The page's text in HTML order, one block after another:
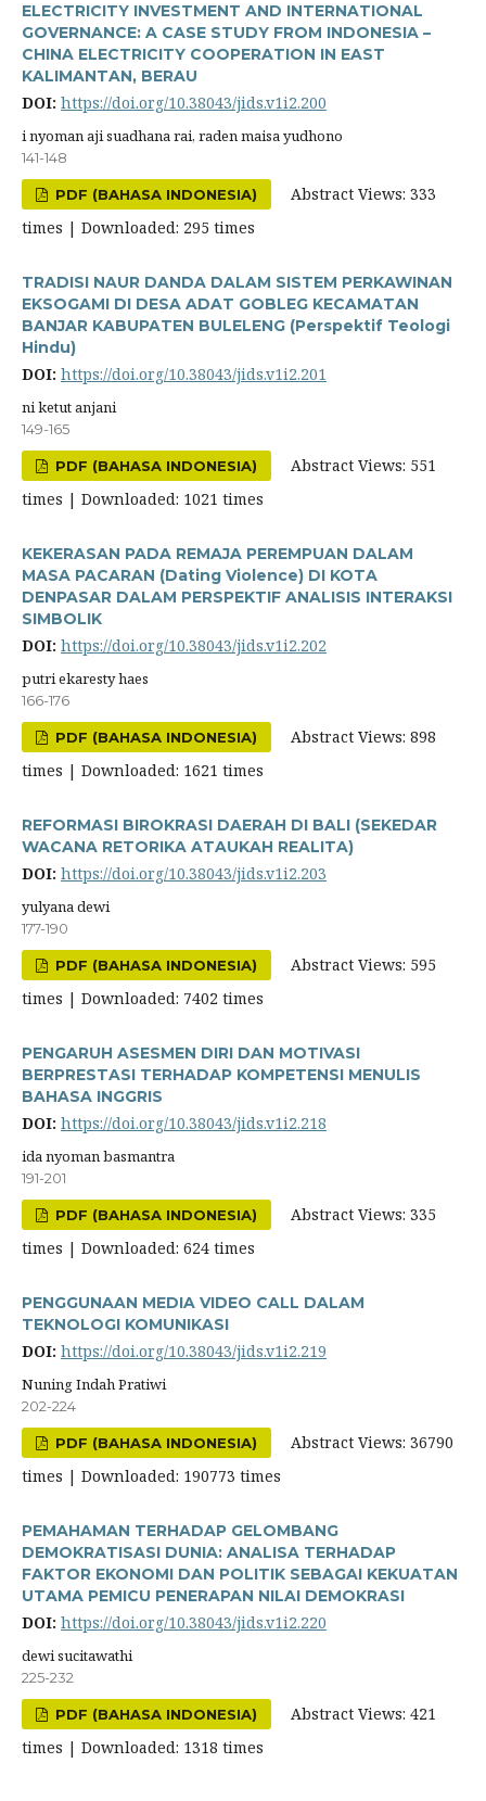
ELECTRICITY INVESTMENT AND INTERNATIONAL
GOVERNANCE: A CASE STUDY FROM INDONESIA –
CHINA ELECTRICITY COOPERATION IN EAST
KALIMANTAN, BERAU
DOI: https://doi.org/10.38043/jids.v1i2.200
i nyoman aji suadhana rai, raden maisa yudhono
141-148
PDF (BAHASA INDONESIA)
Abstract Views: 333
times | Downloaded: 295 times
TRADISI NAUR DANDA DALAM SISTEM PERKAWINAN
EKSOGAMI DI DESA ADAT GOBLEG KECAMATAN
BANJAR KABUPATEN BULELENG (Perspektif Teologi
Hindu)
DOI: https://doi.org/10.38043/jids.v1i2.201
ni ketut anjani
149-165
PDF (BAHASA INDONESIA)
Abstract Views: 551
times | Downloaded: 1021 times
KEKERASAN PADA REMAJA PEREMPUAN DALAM
MASA PACARAN (Dating Violence) DI KOTA
DENPASAR DALAM PERSPEKTIF ANALISIS INTERAKSI
SIMBOLIK
DOI: https://doi.org/10.38043/jids.v1i2.202
putri ekaresty haes
166-176
PDF (BAHASA INDONESIA)
Abstract Views: 898
times | Downloaded: 1621 times
REFORMASI BIROKRASI DAERAH DI BALI (SEKEDAR
WACANA RETORIKA ATAUKAH REALITA)
DOI: https://doi.org/10.38043/jids.v1i2.203
yulyana dewi
177-190
PDF (BAHASA INDONESIA)
Abstract Views: 595
times | Downloaded: 7402 times
PENGARUH ASESMEN DIRI DAN MOTIVASI
BERPRESTASI TERHADAP KOMPETENSI MENULIS
BAHASA INGGRIS
DOI: https://doi.org/10.38043/jids.v1i2.218
ida nyoman basmantra
191-201
PDF (BAHASA INDONESIA)
Abstract Views: 335
times | Downloaded: 624 times
PENGGUNAAN MEDIA VIDEO CALL DALAM
TEKNOLOGI KOMUNIKASI
DOI: https://doi.org/10.38043/jids.v1i2.219
Nuning Indah Pratiwi
202-224
PDF (BAHASA INDONESIA)
Abstract Views: 36790
times | Downloaded: 190773 times
PEMAHAMAN TERHADAP GELOMBANG
DEMOKRATISASI DUNIA: ANALISA TERHADAP
FAKTOR EKONOMI DAN POLITIK SEBAGAI KEKUATAN
UTAMA PEMICU PENERAPAN NILAI DEMOKRASI
DOI: https://doi.org/10.38043/jids.v1i2.220
dewi sucitawathi
225-232
PDF (BAHASA INDONESIA)
Abstract Views: 421
times | Downloaded: 1318 times